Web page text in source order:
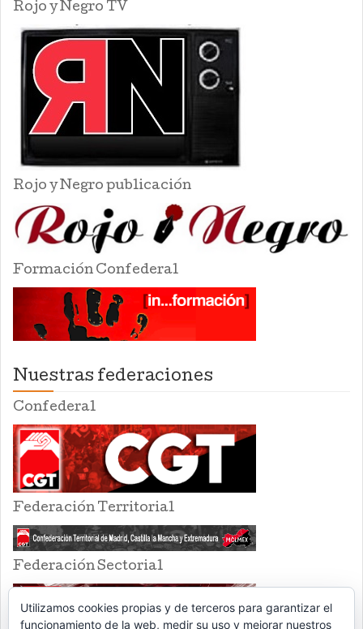
Rojo y Negro TV
Rojo y Negro publicación
Formación Confederal
Nuestras federaciones
Confederal
Federación Territorial
Federación Sectorial
Utilizamos cookies propias y de terceros para garantizar el
funcionamiento de la web, medir su uso y mejorar nuestros